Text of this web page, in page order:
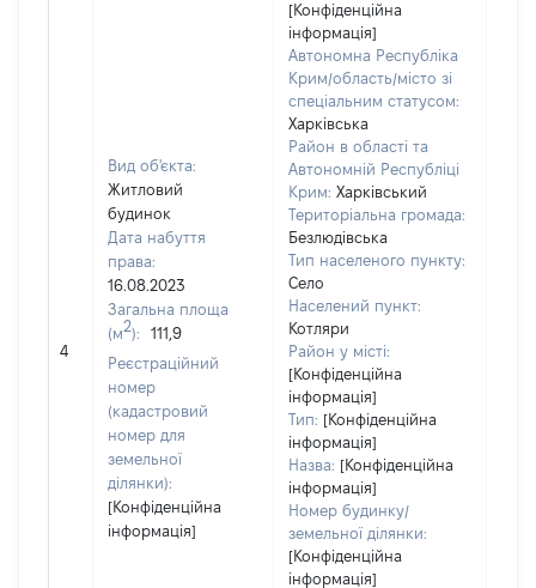
4
Вид об'єкта:
Житловий
будинок
Дата набуття
права:
16.08.2023
Загальна площа
(м2):
111,9
Реєстраційний
номер
(кадастровий
номер для
земельної
ділянки):
[Конфіденційна
інформація]
[Конфіденційна
інформація]
Автономна Республіка
Крим/область/місто зі
спеціальним статусом:
Харківська
Район в області та
Автономній Республіці
Крим: Харківський
Територіальна громада:
Безлюдівська
Тип населеного пункту:
Село
Населений пункт:
Котляри
Район у місті:
[Конфіденційна
інформація]
Тип: [Конфіденційна
інформація]
Назва: [Конфіденційна
інформація]
Номер будинку/
земельної ділянки:
[Конфіденційна
інформація]